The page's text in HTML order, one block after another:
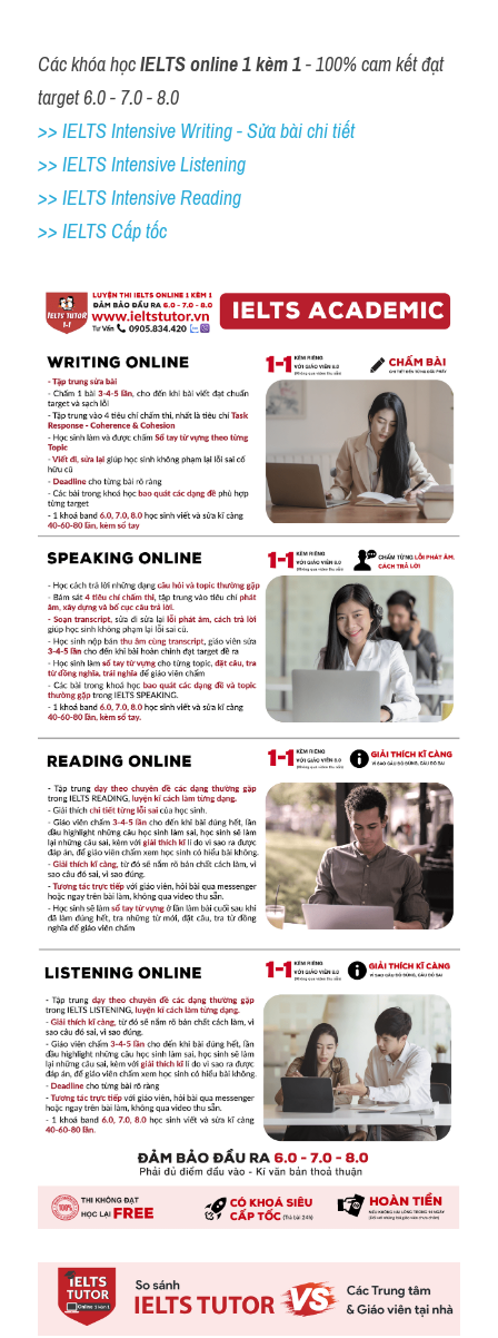
Các khóa học IELTS online 1 kèm 1 - 100% cam kết đạt
target 6.0 - 7.0 - 8.0
>> IELTS Intensive Writing - Sửa bài chi tiết
>> IELTS Intensive Listening
>> IELTS Intensive Reading
>> IELTS Cấp tốc